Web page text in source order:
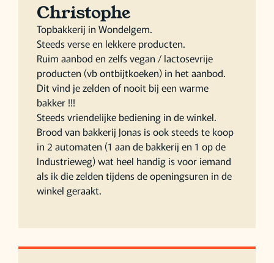
Christophe
Topbakkerij in Wondelgem.
Steeds verse en lekkere producten.
Ruim aanbod en zelfs vegan / lactosevrije
producten (vb ontbijtkoeken) in het aanbod.
Dit vind je zelden of nooit bij een warme
bakker !!!
Steeds vriendelijke bediening in de winkel.
Brood van bakkerij Jonas is ook steeds te koop
in 2 automaten (1 aan de bakkerij en 1 op de
Industrieweg) wat heel handig is voor iemand
als ik die zelden tijdens de openingsuren in de
winkel geraakt.